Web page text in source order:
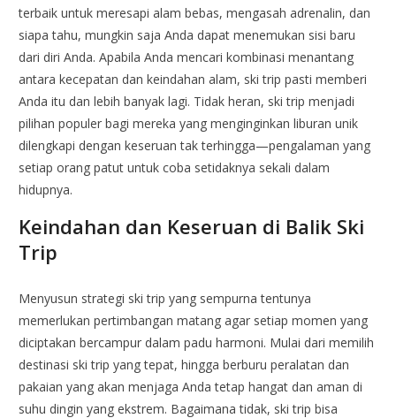
terbaik untuk meresapi alam bebas, mengasah adrenalin, dan
siapa tahu, mungkin saja Anda dapat menemukan sisi baru
dari diri Anda. Apabila Anda mencari kombinasi menantang
antara kecepatan dan keindahan alam, ski trip pasti memberi
Anda itu dan lebih banyak lagi. Tidak heran, ski trip menjadi
pilihan populer bagi mereka yang menginginkan liburan unik
dilengkapi dengan keseruan tak terhingga—pengalaman yang
setiap orang patut untuk coba setidaknya sekali dalam
hidupnya.
Keindahan dan Keseruan di Balik Ski
Trip
Menyusun strategi ski trip yang sempurna tentunya
memerlukan pertimbangan matang agar setiap momen yang
diciptakan bercampur dalam padu harmoni. Mulai dari memilih
destinasi ski trip yang tepat, hingga berburu peralatan dan
pakaian yang akan menjaga Anda tetap hangat dan aman di
suhu dingin yang ekstrem. Bagaimana tidak, ski trip bisa